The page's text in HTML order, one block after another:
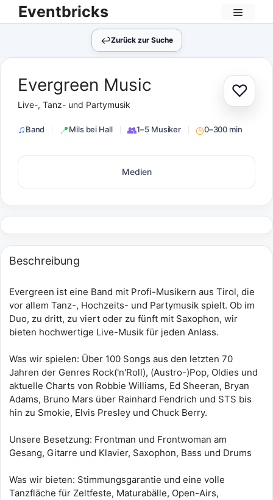
Zum
Inhalt
Eventbricks
Menü
↩︎Zurück zur Suche
♡Zur
Evergreen Music
Live-, Tanz- und Partymusik
Band Mils bei Hall 1–5 Musiker 0–300 min
Medien
Beschreibung
Evergreen ist eine Band mit Profi-Musikern aus Tirol, die
vor allem Tanz-, Hochzeits- und Partymusik spielt. Ob im
Duo, zu dritt, zu viert oder zu fünft mit Saxophon, wir
bieten hochwertige Live-Musik für jeden Anlass.
Was wir spielen: Über 100 Songs aus den letzten 70
Jahren der Genres Rock('n'Roll), (Austro-)Pop, Oldies und
aktuelle Charts von Robbie Williams, Ed Sheeran, Bryan
Adams, Bruno Mars über Rainhard Fendrich und STS bis
hin zu Smokie, Elvis Presley und Chuck Berry.
Unsere Besetzung: Frontman und Frontwoman am
Gesang, Gitarre und Klavier, Saxophon, Bass und Drums
Was wir bieten: Stimmungsgarantie und eine volle
Tanzfläche für Zeltfeste, Maturabälle, Open-Airs,